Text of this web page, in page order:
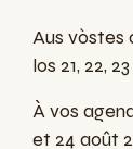
Aus vòstes
los 21, 22,
À vos
et 24 août